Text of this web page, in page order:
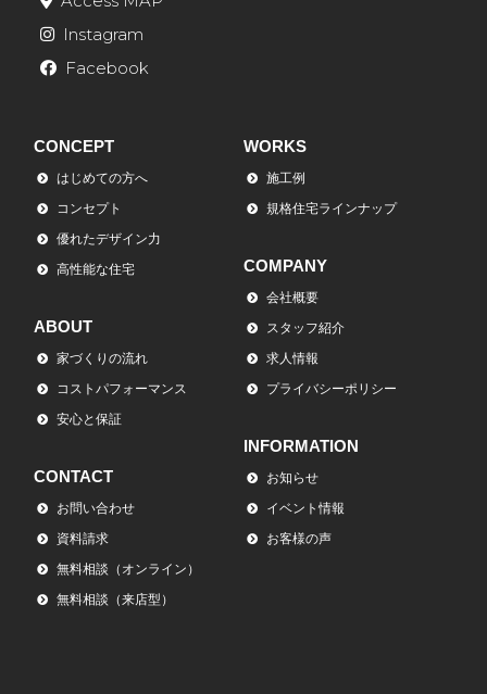
Instagram
Facebook
CONCEPT
はじめての方へ
コンセプト
優れたデザイン力
高性能な住宅
ABOUT
家づくりの流れ
コストパフォーマンス
安心と保証
CONTACT
お問い合わせ
資料請求
無料相談（オンライン）
無料相談（来店型）
WORKS
施工例
規格住宅ラインナップ
COMPANY
会社概要
スタッフ紹介
求人情報
プライバシーポリシー
INFORMATION
お知らせ
イベント情報
お客様の声